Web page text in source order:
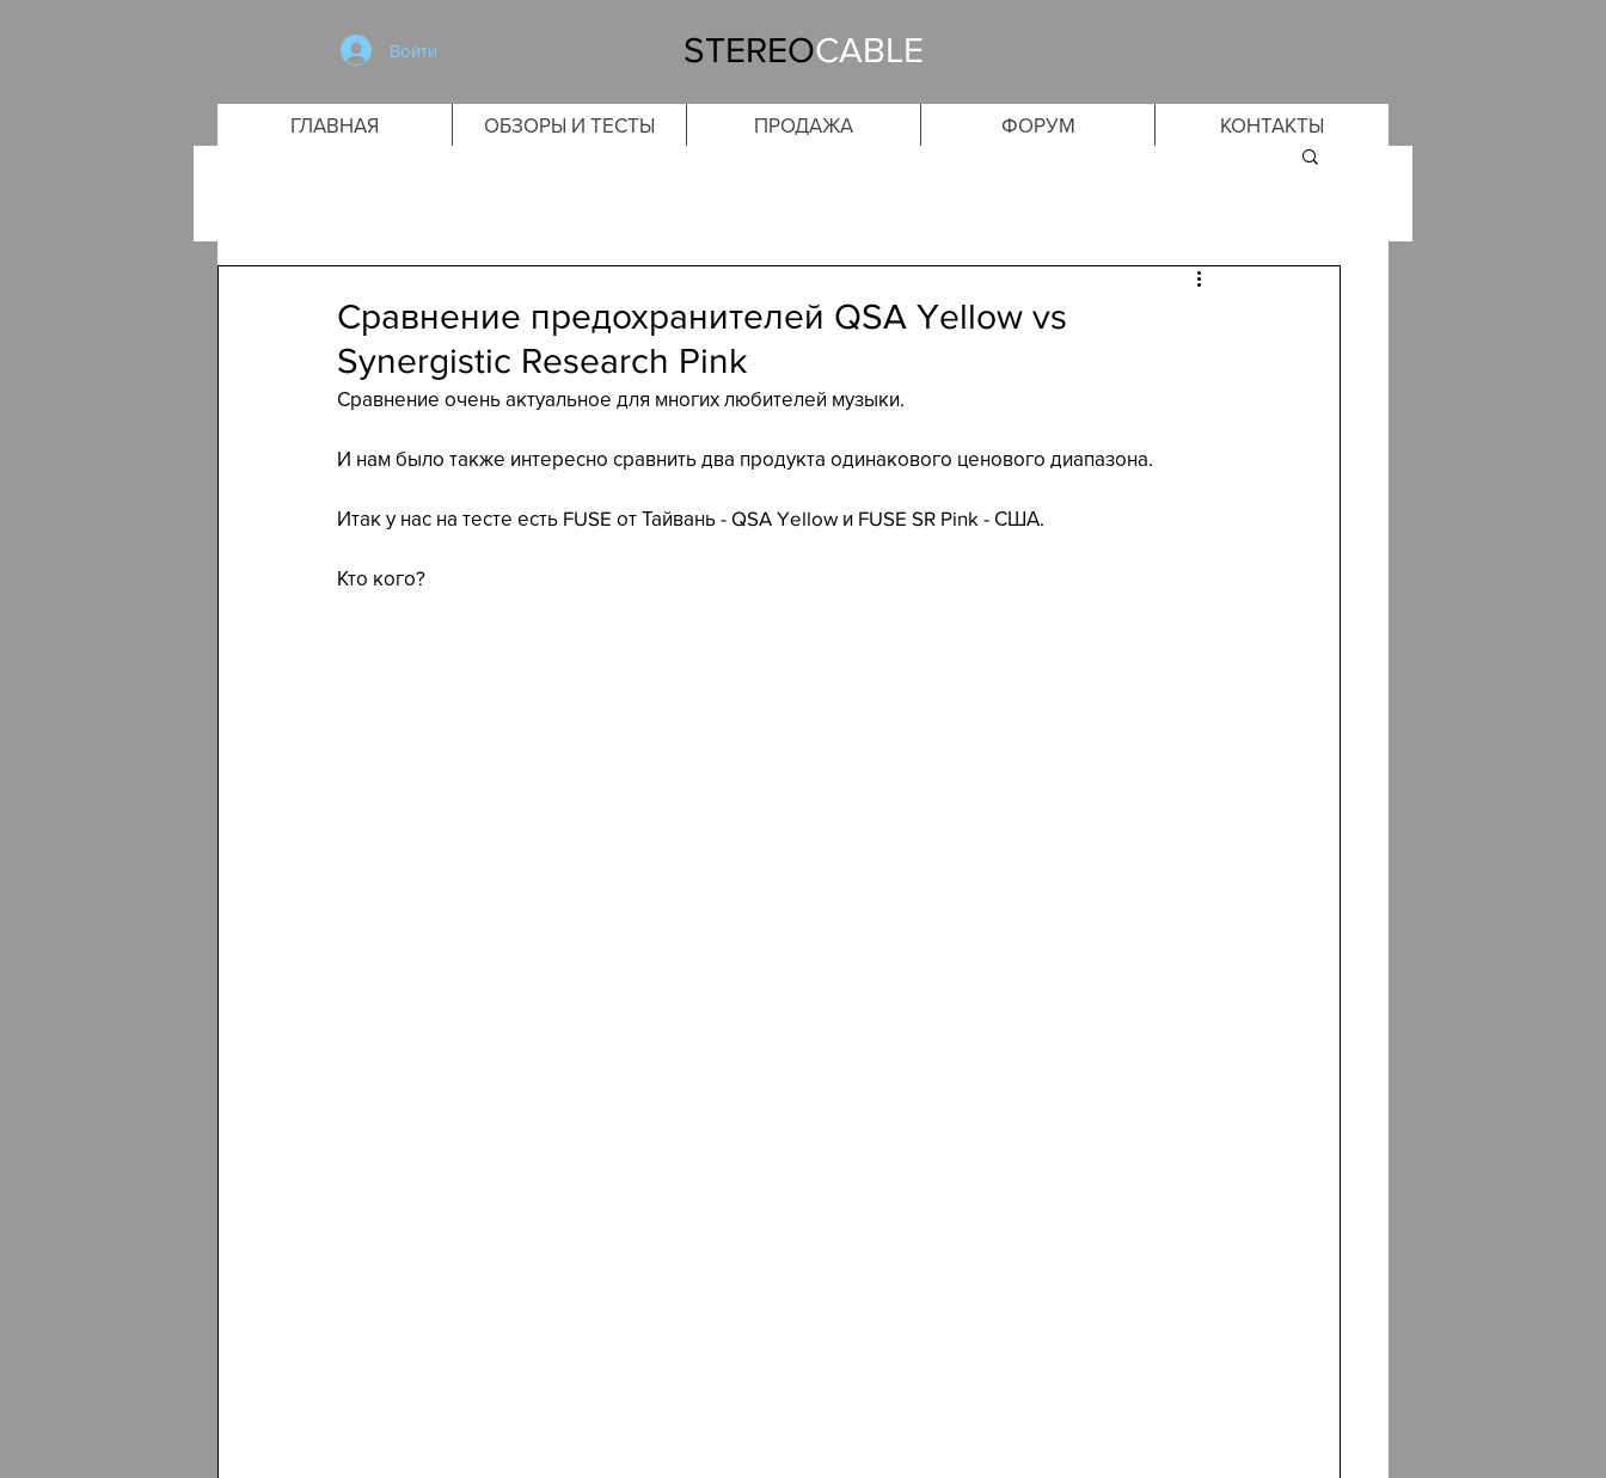
Войти STEREOCABLE
ГЛАВНАЯ ОБЗОРЫ И ТЕСТЫ ПРОДАЖА ФОРУМ КОНТАКТЫ
Сравнение предохранителей QSA Yellow vs
Synergistic Research Pink
Сравнение очень актуальное для многих любителей музыки.
И нам было также интересно сравнить два продукта одинакового ценового диапазона.
Итак у нас на тесте есть FUSE от Тайвань - QSA Yellow и FUSE SR Pink - США.
Кто кого?